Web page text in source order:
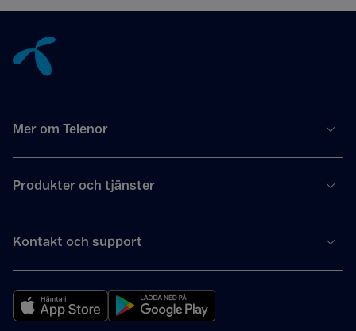
Mer om Telenor
Produkter och tjänster
Kontakt och support